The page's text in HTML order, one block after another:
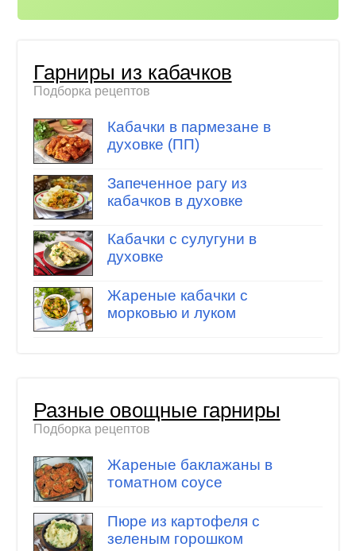
Гарниры из кабачков
Подборка рецептов
Кабачки в пармезане в
духовке (ПП)
Запеченное рагу из
кабачков в духовке
Кабачки с сулугуни в
духовке
Жареные кабачки с
морковью и луком
Разные овощные гарниры
Подборка рецептов
Жареные баклажаны в
томатном соусе
Пюре из картофеля с
зеленым горошком